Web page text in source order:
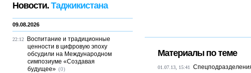
Материалы по теме
01.07.13, 15:41
Новости. Таджикистана
09.08.2026
22:12
Воспитание и традиционные
ценности в цифровую эпоху
обсудили на Международном
симпозиуме «Создавая
будущее» (0)